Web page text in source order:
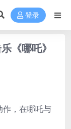
登录
《哪吒》
作，在哪吒与